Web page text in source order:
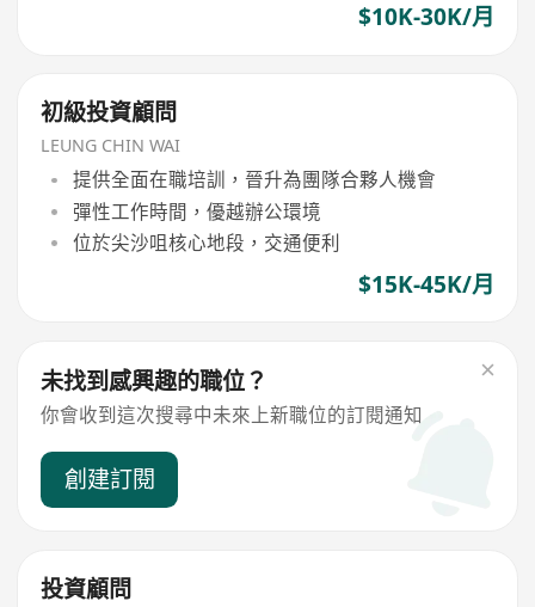
$10K-30K/月
初級投資顧問
LEUNG CHIN WAI
提供全面在職培訓，晉升為團隊合夥人機會
彈性工作時間，優越辦公環境
位於尖沙咀核心地段，交通便利
$15K-45K/月
未找到感興趣的職位？
你會收到這次搜尋中未來上新職位的訂閱通知
創建訂閱
投資顧問